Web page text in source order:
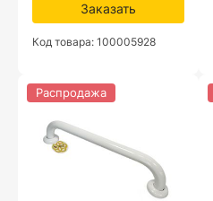
Заказать
Код товара: 100005928
Распродажа